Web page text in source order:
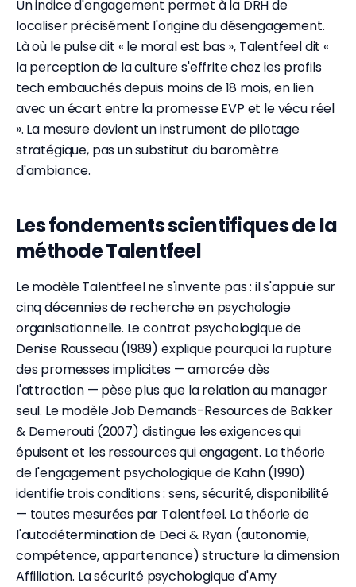
Un indice d'engagement permet à la DRH de
localiser précisément l'origine du désengagement.
Là où le pulse dit « le moral est bas », Talentfeel dit «
la perception de la culture s'effrite chez les profils
tech embauchés depuis moins de 18 mois, en lien
avec un écart entre la promesse EVP et le vécu réel
». La mesure devient un instrument de pilotage
stratégique, pas un substitut du baromètre
d'ambiance.
Les fondements scientifiques de la
méthode Talentfeel
Le modèle Talentfeel ne s'invente pas : il s'appuie sur
cinq décennies de recherche en psychologie
organisationnelle. Le contrat psychologique de
Denise Rousseau (1989) explique pourquoi la rupture
des promesses implicites — amorcée dès
l'attraction — pèse plus que la relation au manager
seul. Le modèle Job Demands-Resources de Bakker
& Demerouti (2007) distingue les exigences qui
épuisent et les ressources qui engagent. La théorie
de l'engagement psychologique de Kahn (1990)
identifie trois conditions : sens, sécurité, disponibilité
— toutes mesurées par Talentfeel. La théorie de
l'autodétermination de Deci & Ryan (autonomie,
compétence, appartenance) structure la dimension
Affiliation. La sécurité psychologique d'Amy